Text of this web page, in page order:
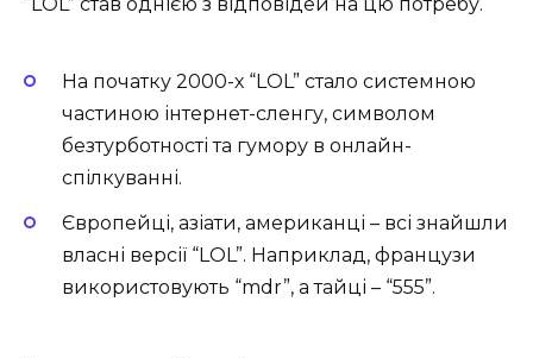
На початку 2000-х “LOL” стало системною
частиною інтернет-сленгу, символом
безтурботності та гумору в онлайн-
спілкуванні.
Європейці, азіати, американці – всі знайшли
власні версії “LOL”. Наприклад, французи
використовують “mdr”, а тайці – “555”.